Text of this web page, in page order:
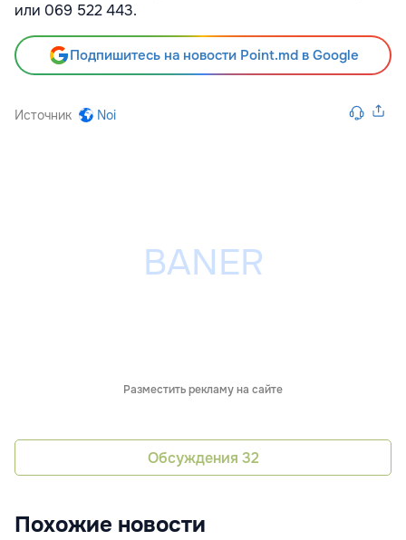
или 069 522 443.
Подпишитесь на новости Point.md в Google
Источник Noi
Разместить рекламу на сайте
Обсуждения 32
Похожие новости